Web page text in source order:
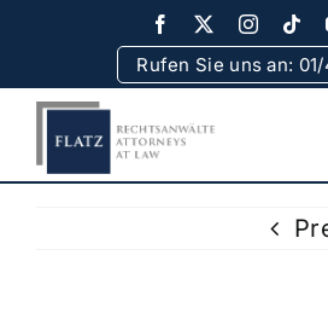
content
Rufen Sie uns an: